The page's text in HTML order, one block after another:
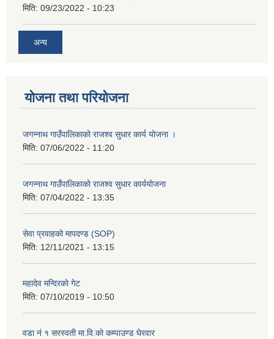
मिति: 09/23/2022 - 10:23
अन्य
योजना तथा परियोजना
जगन्नाथ गाउँपालिकाको राजश्व सुधार कार्य योजना ।
मिति: 07/06/2022 - 11:20
जगन्नाथ गाउँपालिकाको राजश्व सुधार कार्ययोजना
मिति: 07/04/2022 - 13:35
सेवा प्रवाहको मापदण्ड (SOP)
मिति: 12/11/2021 - 13:15
महादेव मन्दिरको गेट
मिति: 07/10/2019 - 10:50
वडा नं १ सरस्वती मा.वि.काे कम्पाउण्ड घेरवार